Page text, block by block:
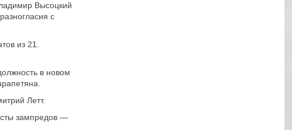
Высоцкий
с
из 21.
в новом
Летт.
зампредов —